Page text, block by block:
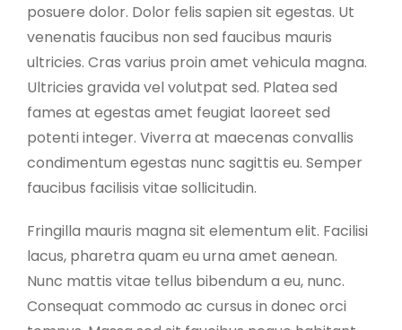
posuere dolor. Dolor felis sapien sit egestas. Ut
venenatis faucibus non sed faucibus mauris
ultricies. Cras varius proin amet vehicula magna.
Ultricies gravida vel volutpat sed. Platea sed
fames at egestas amet feugiat laoreet sed
potenti integer. Viverra at maecenas convallis
condimentum egestas nunc sagittis eu. Semper
faucibus facilisis vitae sollicitudin.
Fringilla mauris magna sit elementum elit. Facilisi
lacus, pharetra quam eu urna amet aenean.
Nunc mattis vitae tellus bibendum a eu, nunc.
Consequat commodo ac cursus in donec orci